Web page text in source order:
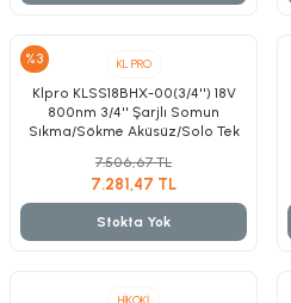
%3 KL PRO
Klpro KLSS18BHX-00(3/4'') 18V
800nm 3/4'' Şarjlı Somun
Sıkma/Sökme Aküsüz/Solo Tek
7.506,67 TL
7.281,47 TL
Stokta Yok